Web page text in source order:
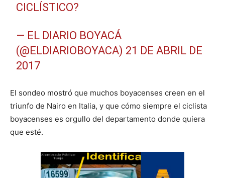
CICLÍSTICO?
— EL DIARIO BOYACÁ
(@ELDIARIOBOYACA) 21 DE ABRIL DE
2017
El sondeo mostró que muchos boyacenses creen en el
triunfo de Nairo en Italia, y que cómo siempre el ciclista
boyacenses es orgullo del departamento donde quiera
que esté.